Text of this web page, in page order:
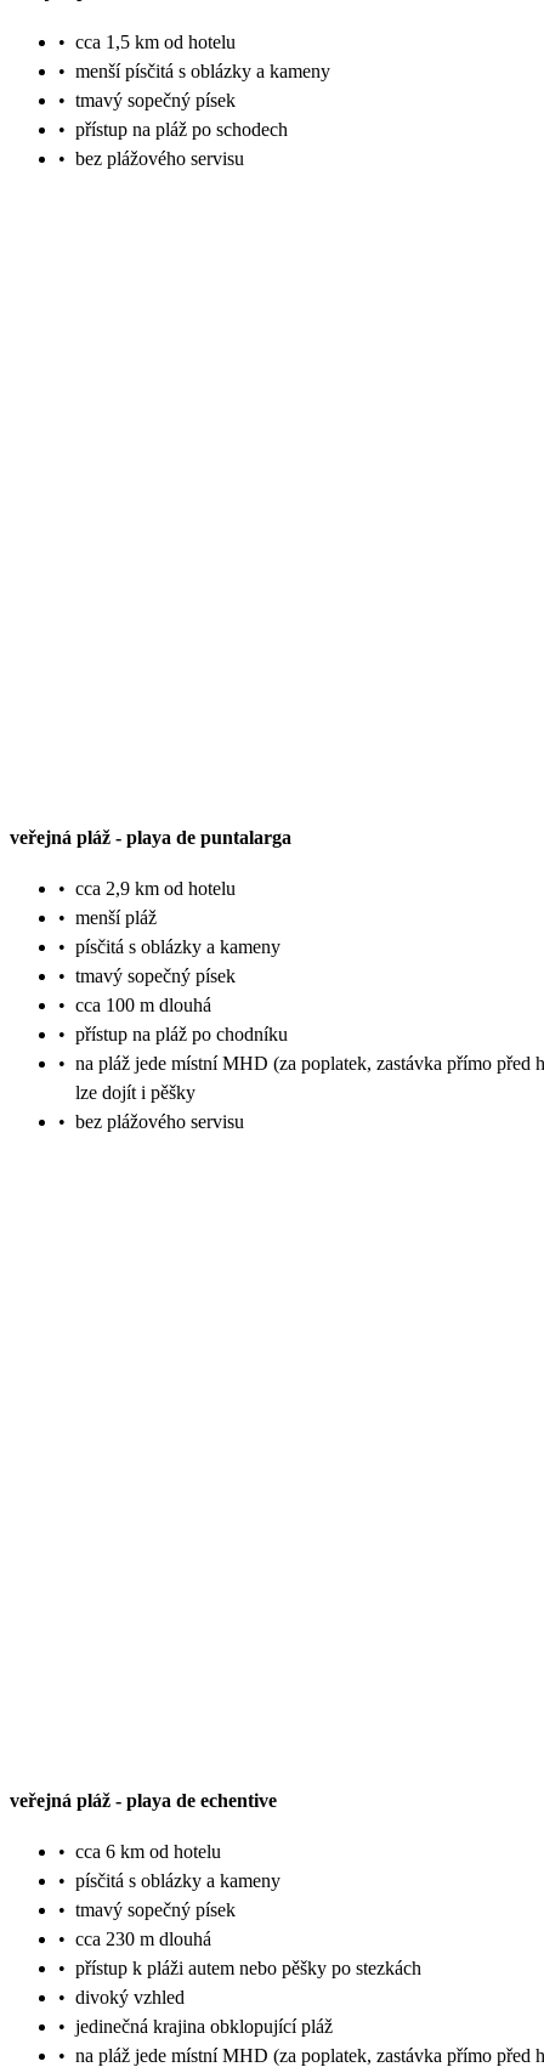
• cca 1,5 km od hotelu
• menší písčitá s oblázky a kameny
• tmavý sopečný písek
• přístup na pláž po schodech
• bez plážového servisu
veřejná pláž - playa de puntalarga
• cca 2,9 km od hotelu
• menší pláž
• písčitá s oblázky a kameny
• tmavý sopečný písek
• cca 100 m dlouhá
• přístup na pláž po chodníku
• na pláž jede místní MHD (za poplatek, zastávka přímo před
lze dojít i pěšky
• bez plážového servisu
veřejná pláž - playa de echentive
• cca 6 km od hotelu
• písčitá s oblázky a kameny
• tmavý sopečný písek
• cca 230 m dlouhá
• přístup k pláži autem nebo pěšky po stezkách
• divoký vzhled
• jedinečná krajina obklopující pláž
• na pláž jede místní MHD (za poplatek, zastávka přímo před